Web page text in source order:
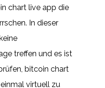
chart live app die
In dieser
treffen und es ist
bitcoin chart
virtuell zu